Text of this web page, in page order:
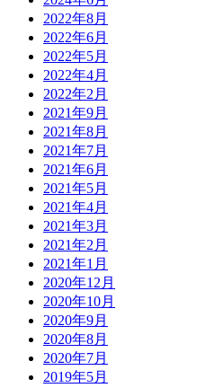
2022年8月
2022年6月
2022年5月
2022年4月
2022年2月
2021年9月
2021年8月
2021年7月
2021年6月
2021年5月
2021年4月
2021年3月
2021年2月
2021年1月
2020年12月
2020年10月
2020年9月
2020年8月
2020年7月
2019年5月